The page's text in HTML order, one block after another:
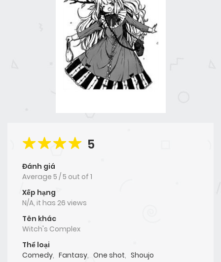
5
Đánh giá
Average 5 /5 out of 1
Xếp hạng
N/A, it has 26 views
Tên khác
Witch's Complex
Thể loại
Comedy, Fantasy, One shot, Shoujo